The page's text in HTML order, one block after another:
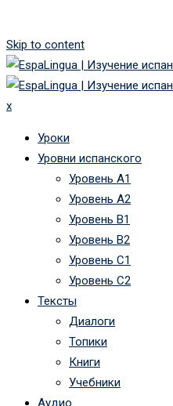
Skip to content
x
Уроки
Уровни испанского
Уровень А1
Уровень А2
Уровень B1
Уровень B2
Уровень C1
Уровень C2
Тексты
Диалоги
Топики
Книги
Учебники
Аудио